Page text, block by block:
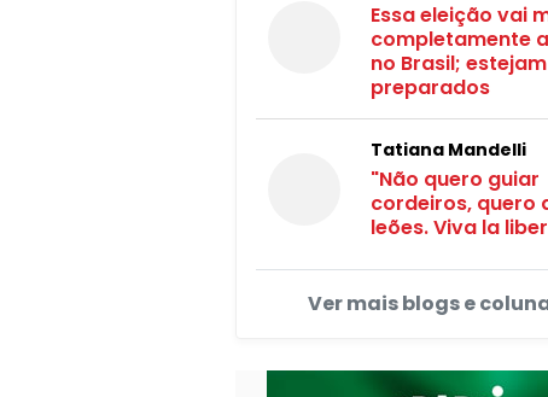
Essa eleição vai
completamente
no Brasil; estejam
preparados
Tatiana Mandelli
"Não quero guiar
cordeiros, quero
leões. Viva la
Ver mais blogs e